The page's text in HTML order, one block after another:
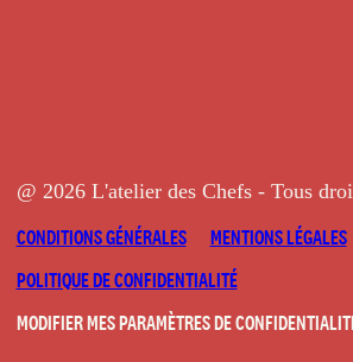
@ 2026 L'atelier des Chefs - Tous
CONDITIONS GÉNÉRALES
MENTIONS LÉGALES
POLITIQUE DE CONFIDENTIALITÉ
MODIFIER MES PARAMÈTRES DE